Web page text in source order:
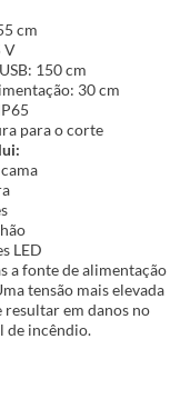
cm
V
150 cm
30 cm
para o corte
LED
a fonte de alimentação
tensão mais elevada
em danos no
de incêndio.